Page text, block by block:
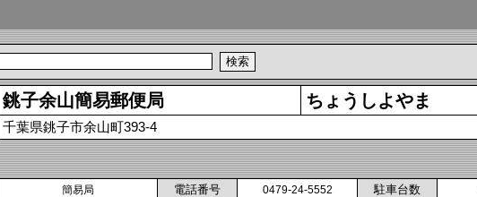
銚子余山簡易郵便局 ちょうしよやま
千葉県銚子市余山町393-4
簡易局 電話番号 0479-24-5552 駐車台数